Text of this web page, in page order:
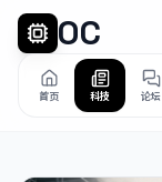
OC
首页 科技 论坛